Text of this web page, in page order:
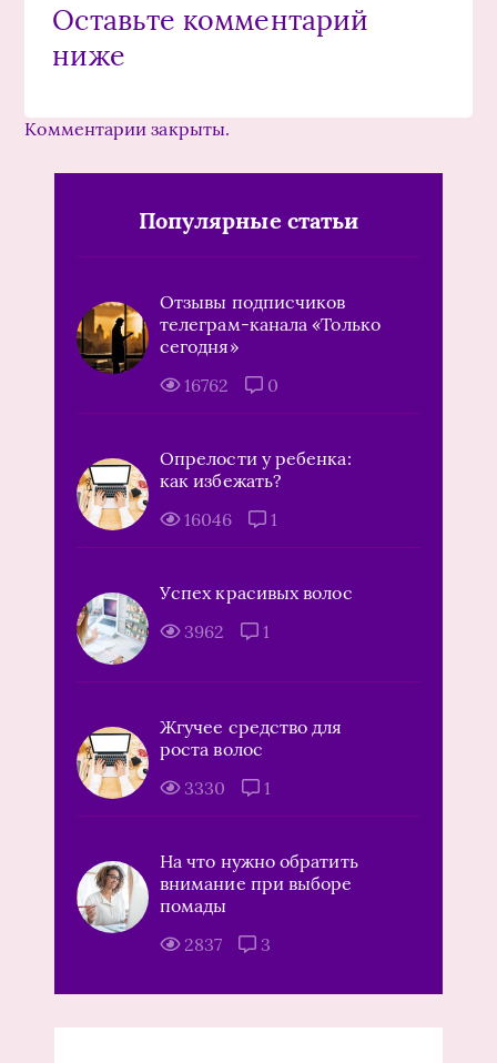
Оставьте комментарий
ниже
Комментарии закрыты.
Популярные статьи
Отзывы подписчиков
телеграм-канала «Только
сегодня»
16762
0
Опрелости у ребенка:
как избежать?
16046
1
Успех красивых волос
3962
1
Жгучее средство для
роста волос
3330
1
На что нужно обратить
внимание при выборе
помады
2837
3